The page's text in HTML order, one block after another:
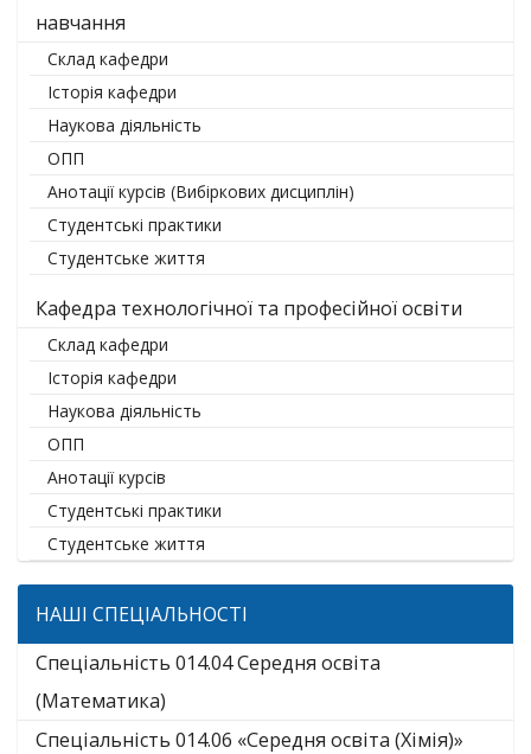
навчання
Склад кафедри
Історія кафедри
Наукова діяльність
ОПП
Анотації курсів (Вибіркових дисциплін)
Студентські практики
Студентське життя
Кафедра технологічної та професійної освіти
Склад кафедри
Історія кафедри
Наукова діяльність
ОПП
Анотації курсів
Студентські практики
Студентське життя
НАШІ СПЕЦІАЛЬНОСТІ
Спеціальність 014.04 Середня освіта
(Математика)
Спеціальність 014.06 «Середня освіта (Хімія)»